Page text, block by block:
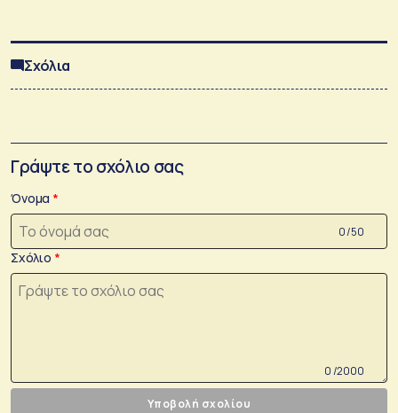
Σχόλια
Γράψτε το σχόλιο σας
Όνομα
0 /50
Σχόλιο
0 /2000
Υποβολή σχολίου